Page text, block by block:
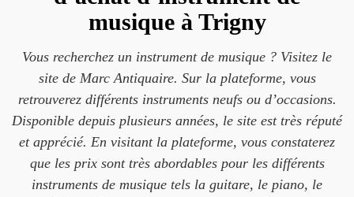
musique à Trigny
Vous recherchez un instrument de musique ? Visitez le
site de Marc Antiquaire. Sur la plateforme, vous
retrouverez différents instruments neufs ou d’occasions.
Disponible depuis plusieurs années, le site est très réputé
et apprécié. En visitant la plateforme, vous constaterez
que les prix sont très abordables pour les différents
instruments de musique tels la guitare, le piano, le